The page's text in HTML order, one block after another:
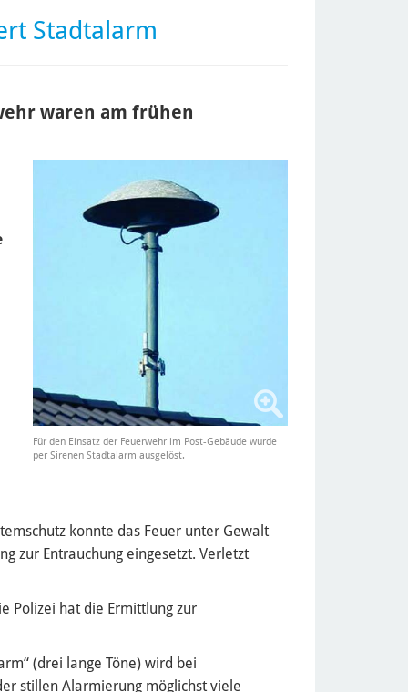
Stadtalarm
waren am frühen
Für den Einsatz der Feuerwehr im Post-Gebäude wurde
per Sirenen Stadtalarm ausgelöst.
konnte das Feuer unter Gewalt
zur Entrauchung eingesetzt. Verletzt
Polizei hat die Ermittlung zur
(drei lange Töne) wird bei
stillen Alarmierung möglichst viele